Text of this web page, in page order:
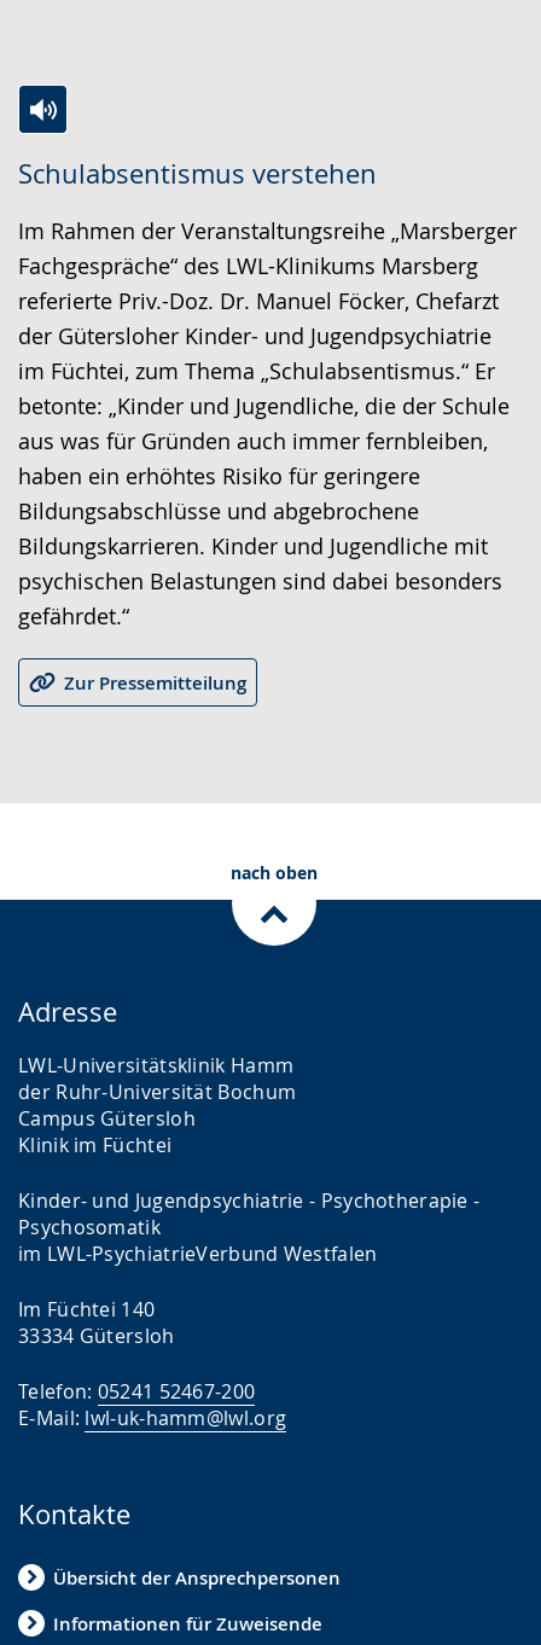
Schulabsentismus verstehen
Leichten
Sprache
wechseln.
Audio-
Unterstützung.
Video
in
Deutscher
Gebärdensprache
wird
angezeigt.
Im Rahmen der Veranstaltungsreihe „Marsberger
Fachgespräche“ des LWL-Klinikums Marsberg
referierte Priv.-Doz. Dr. Manuel Föcker, Chefarzt
der Gütersloher Kinder- und Jugendpsychiatrie
im Füchtei, zum Thema „Schulabsentismus.“ Er
betonte: „Kinder und Jugendliche, die der Schule
aus was für Gründen auch immer fernbleiben,
haben ein erhöhtes Risiko für geringere
Bildungsabschlüsse und abgebrochene
Bildungskarrieren. Kinder und Jugendliche mit
psychischen Belastungen sind dabei besonders
gefährdet.“
Zur Pressemitteilung
nach oben
Adresse
LWL-Universitätsklinik Hamm
der Ruhr-Universität Bochum
Campus Gütersloh
Klinik im Füchtei
Kinder- und Jugendpsychiatrie - Psychotherapie -
Psychosomatik
im LWL-PsychiatrieVerbund Westfalen
Im Füchtei 140
33334 Gütersloh
Telefon: 05241 52467-200
E-Mail: lwl-uk-hamm@lwl.org
Kontakte
Übersicht der Ansprechpersonen
Informationen für Zuweisende